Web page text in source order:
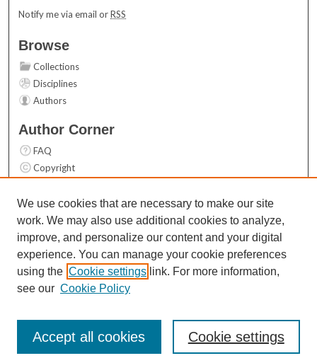
Notify me via email orRSS
Browse
Collections
Disciplines
Authors
Author Corner
FAQ
Copyright
Contact Us
Links
Top 10 Downloads (All time)
Activity by year
We use cookies that are necessary to make our site
work. We may also use additional cookies to analyze,
improve, and personalize our content and your digital
experience. You can manage your cookie preferences
using the Cookie settings link. For more information,
see our Cookie Policy
Cookie settings
Accept all cookies